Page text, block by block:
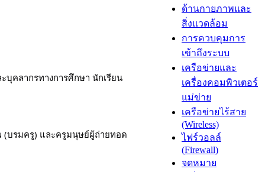
คลากรทางการศึกษา นักเรียน
(บรมครู) และครูมนุษย์ผู้ถ่ายทอด
ด้านกายภาพและ
สิ่งแวดล้อม
การควบคุมการ
เข้าถึงระบบ
เครือข่ายและ
เครื่องคอมพิวเตอร์
แม่ข่าย
เครือข่ายไร้สาย
(Wireless)
ไฟร์วอลล์
(Firewall)
จดหมาย